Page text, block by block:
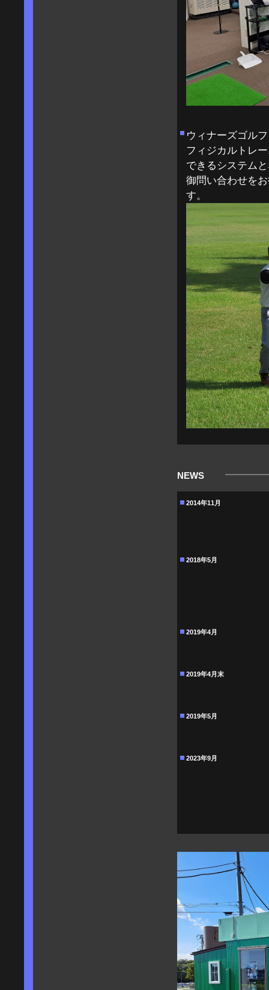
ウィナーズゴル
フィジカルトレ
できるシステム
御問い合わせを
NEWS
2014年11月
2018年5月
2019年4月
2019年4月末
2019年5月
2023年9月